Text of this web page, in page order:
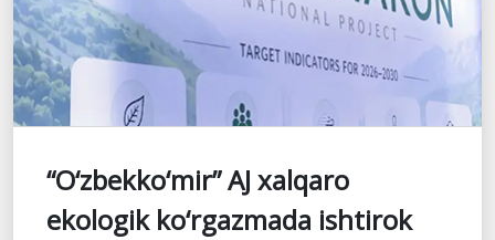
“O‘zbekko‘mir” AJ xalqaro
ekologik ko‘rgazmada ishtirok